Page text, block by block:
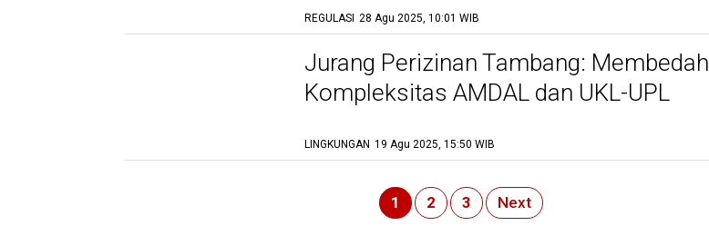
REGULASI 28 Agu 2025, 10:01 WIB
Jurang Perizinan Tambang: Membedah
Kompleksitas AMDAL dan UKL-UPL
LINGKUNGAN 19 Agu 2025, 15:50 WIB
1 2 3 Next